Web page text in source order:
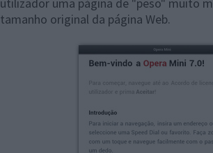
tamanho original da página Web.